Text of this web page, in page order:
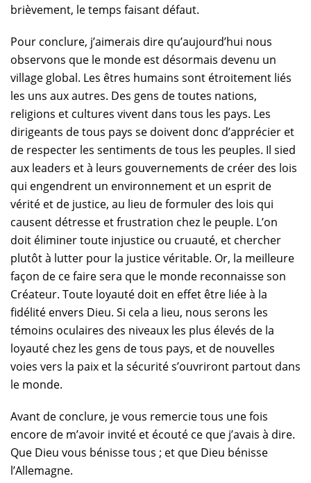
brièvement, le temps faisant défaut.
Pour conclure, j’aimerais dire qu’aujourd’hui nous
observons que le monde est désormais devenu un
village global. Les êtres humains sont étroitement liés
les uns aux autres. Des gens de toutes nations,
religions et cultures vivent dans tous les pays. Les
dirigeants de tous pays se doivent donc d’apprécier et
de respecter les sentiments de tous les peuples. Il sied
aux leaders et à leurs gouvernements de créer des lois
qui engendrent un environnement et un esprit de
vérité et de justice, au lieu de formuler des lois qui
causent détresse et frustration chez le peuple. L’on
doit éliminer toute injustice ou cruauté, et chercher
plutôt à lutter pour la justice véritable. Or, la meilleure
façon de ce faire sera que le monde reconnaisse son
Créateur. Toute loyauté doit en effet être liée à la
fidélité envers Dieu. Si cela a lieu, nous serons les
témoins oculaires des niveaux les plus élevés de la
loyauté chez les gens de tous pays, et de nouvelles
voies vers la paix et la sécurité s’ouvriront partout dans
le monde.
Avant de conclure, je vous remercie tous une fois
encore de m’avoir invité et écouté ce que j’avais à dire.
Que Dieu vous bénisse tous ; et que Dieu bénisse
l’Allemagne.